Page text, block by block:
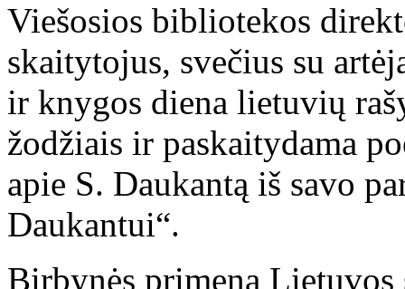
Viešosios bibliotekos
skaitytojus, svečius su
ir knygos diena lietuvių
žodžiais ir paskaitydama
apie S. Daukantą iš savo
Daukantui“.
Birbynės primena Lietuvos